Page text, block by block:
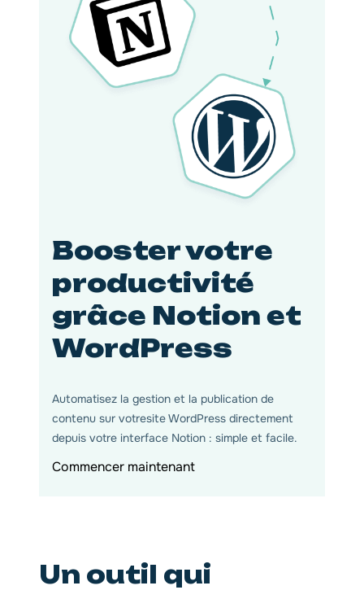
Booster votre
productivité
grâce Notion et
WordPress
Automatisez la gestion et la publication de
contenu sur votresite WordPress directement
depuis votre interface Notion : simple et facile.
Commencer maintenant
Un outil qui